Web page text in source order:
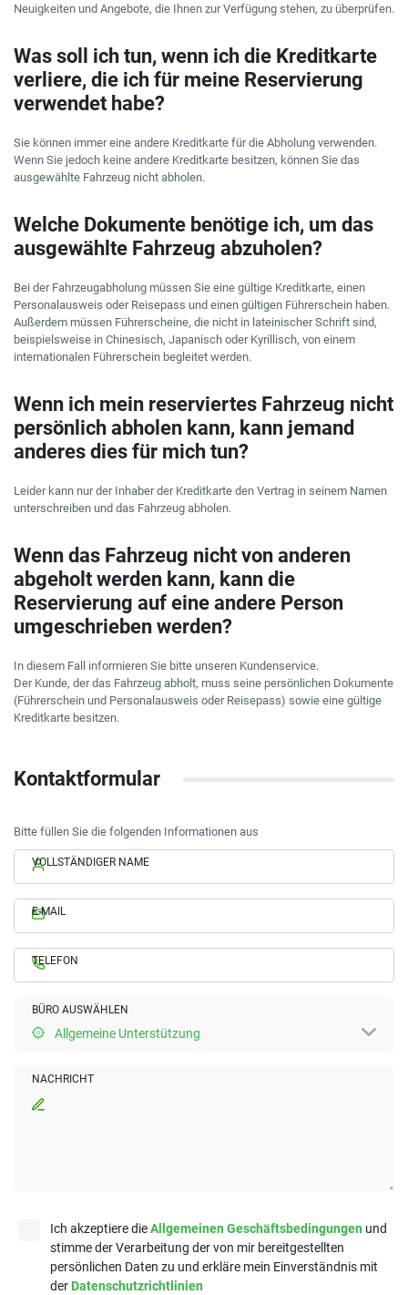
Neuigkeiten und Angebote, die Ihnen zur Verfügung stehen, zu überprüfen.
Was soll ich tun, wenn ich die Kreditkarte
verliere, die ich für meine Reservierung
verwendet habe?
Sie können immer eine andere Kreditkarte für die Abholung verwenden.
Wenn Sie jedoch keine andere Kreditkarte besitzen, können Sie das
ausgewählte Fahrzeug nicht abholen.
Welche Dokumente benötige ich, um das
ausgewählte Fahrzeug abzuholen?
Bei der Fahrzeugabholung müssen Sie eine gültige Kreditkarte, einen
Personalausweis oder Reisepass und einen gültigen Führerschein haben.
Außerdem müssen Führerscheine, die nicht in lateinischer Schrift sind,
beispielsweise in Chinesisch, Japanisch oder Kyrillisch, von einem
internationalen Führerschein begleitet werden.
Wenn ich mein reserviertes Fahrzeug nicht
persönlich abholen kann, kann jemand
anderes dies für mich tun?
Leider kann nur der Inhaber der Kreditkarte den Vertrag in seinem Namen
unterschreiben und das Fahrzeug abholen.
Wenn das Fahrzeug nicht von anderen
abgeholt werden kann, kann die
Reservierung auf eine andere Person
umgeschrieben werden?
In diesem Fall informieren Sie bitte unseren Kundenservice.
Der Kunde, der das Fahrzeug abholt, muss seine persönlichen Dokumente
(Führerschein und Personalausweis oder Reisepass) sowie eine gültige
Kreditkarte besitzen.
Kontaktformular
Bitte füllen Sie die folgenden Informationen aus
VOLLSTÄNDIGER NAME
E-MAIL
TELEFON
BÜRO AUSWÄHLEN
Allgemeine Unterstützung
NACHRICHT
Ich akzeptiere dieAllgemeinen Geschäftsbedingungen und
stimme der Verarbeitung der von mir bereitgestellten
persönlichen Daten zu und erkläre mein Einverständnis mit
der Datenschutzrichtlinien